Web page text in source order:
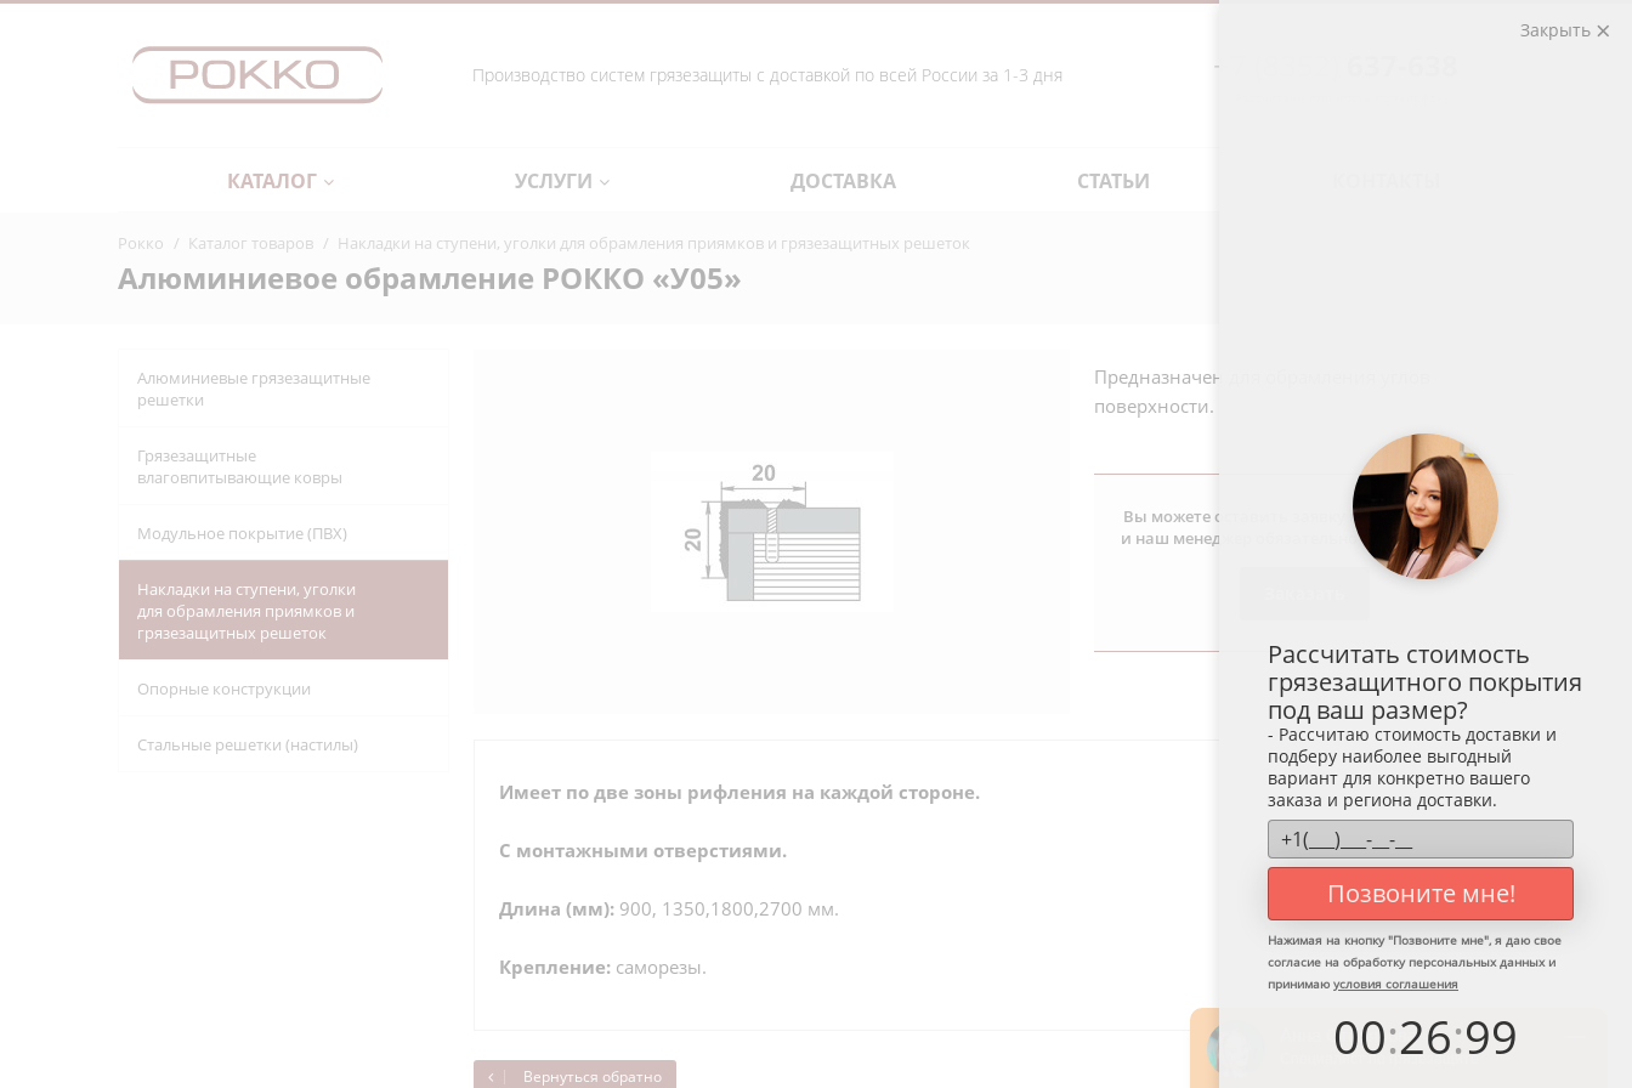
Производство систем грязезащиты с доставкой по всей России за 1-3 дня +7 (8352)
КАТАЛОГ УСЛУГИ ДОСТАВКА СТАТЬИ
Рокко / Каталог товаров / Накладки на ступени, уголки для обрамления приямков и грязезащитных решеток
Алюминиевое обрамление РОККО «У05»
Алюминиевые грязезащитные
решетки
Грязезащитные
влаговпитывающие ковры
Модульное покрытие (ПВХ)
Накладки на ступени, уголки
для обрамления приямков и
грязезащитных решеток
Опорные конструкции
Стальные решетки (настилы)
Предназначен для обрамления углов
поверхности.
Вы можете оставить заявку на данный товар
и наш менеджер обязательно с вами свяжется
Имеет по две зоны рифления на каждой стороне.
С монтажными отверстиями.
Длина (мм):900, 1350,1800,2700 мм.
Крепление:саморезы.
Вернуться обратно
Закрыть
Рассчитать стоимость
грязезащитного покрытия
под ваш размер?
- Рассчитаю стоимость доставки и
подберу наиболее выгодный
вариант для конкретно вашего
заказа и региона доставки.
Позвоните мне!
Нажимая на кнопку "Позвоните мне", я даю свое
согласие на обработку персональных данных и
принимаю условия соглашения
00:26:99
Анна Столярова
Специалист по грязезащите